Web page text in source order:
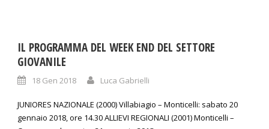
IL PROGRAMMA DEL WEEK END DEL SETTORE
GIOVANILE
18 Gen 2018 Luca Gabrielli
JUNIORES NAZIONALE (2000) Villabiagio – Monticelli: sabato 20
gennaio 2018, ore 14.30 ALLIEVI REGIONALI (2001) Monticelli –